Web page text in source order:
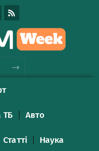
ТБ Авто
Статті Наука